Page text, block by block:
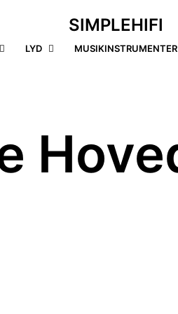
SIMPLEHIFI
LYD MUSIKINSTRUMENTER